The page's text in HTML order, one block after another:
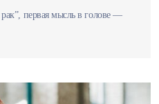
первая мысль в голове —